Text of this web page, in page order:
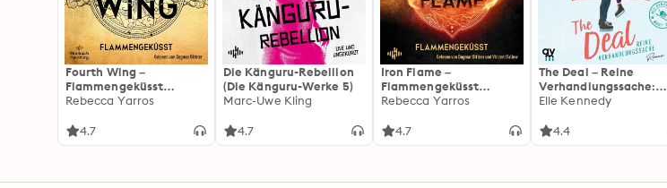
Fourth Wing –
Flammengeküsst
(Flammengeküsst-Reihe
Rebecca Yarros
4.7
Die Känguru-Rebellion
(Die Känguru-Werke 5)
Marc-Uwe Kling
4.7
Iron Flame –
Flammengeküsst
(Flammengeküsst-Reihe
Fortsetzung des
Rebecca Yarros
4.7
The Deal – Reine
Verhandlungssache:
Off-Campus 1 | Roman |
Prickelnde College-
Elle Kennedy
4.4